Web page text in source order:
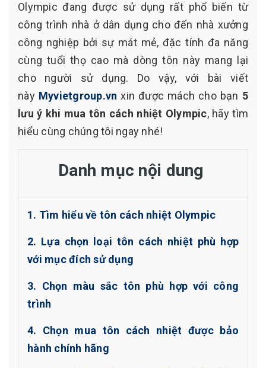
Olympic đang được sử dụng rất phổ biến từ
công trình nhà ở dân dụng cho đến nhà xưởng
công nghiệp bởi sự mát mẻ, đặc tính đa năng
cùng tuổi thọ cao mà dòng tôn này mang lại
cho người sử dụng. Do vậy, với bài viết
này Myvietgroup.vn xin được mách cho bạn 5
lưu ý khi mua tôn cách nhiệt Olympic, hãy tìm
hiểu cùng chúng tôi ngay nhé!
Danh mục nội dung
1. Tìm hiểu về tôn cách nhiệt Olympic
2. Lựa chọn loại tôn cách nhiệt phù hợp
với mục đích sử dụng
3. Chọn màu sắc tôn phù hợp với công
trình
4. Chọn mua tôn cách nhiệt được bảo
hành chính hãng